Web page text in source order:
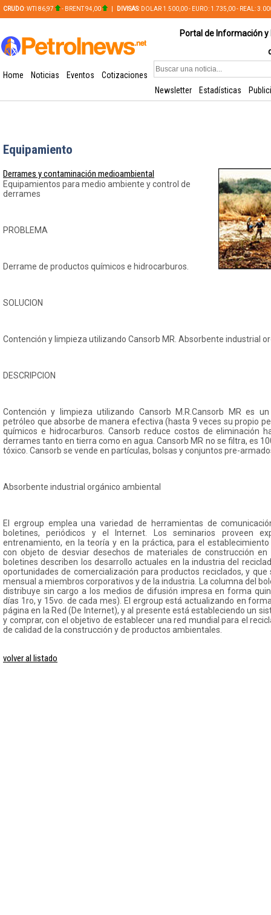
CRUDO: WTI 86,97 - BRENT 94,00 DIVISAS: DOLAR 1.500,00 - EURO: 1.735,00 - REAL:
Portal de Información
Home Noticias Eventos
Cotizaciones
Newsletter
Estadísticas
Equipamiento
Derrames y contaminación medioambiental
Equipamientos para medio ambiente y control de
derrames
PROBLEMA
Derrame de productos químicos e hidrocarburos.
SOLUCION
Contención y limpieza utilizando Cansorb MR. Absorbente industrial
DESCRIPCION
Contención y limpieza utilizando Cansorb M.R.Cansorb MR es
petróleo que absorbe de manera efectiva (hasta 9 veces su propio
químicos e hidrocarburos. Cansorb reduce costos de eliminación
derrames tanto en tierra como en agua. Cansorb MR no se filtra, es
tóxico. Cansorb se vende en partículas, bolsas y conjuntos pre-
Absorbente industrial orgánico ambiental
El ergroup emplea una variedad de herramientas de
boletines, periódicos y el Internet. Los seminarios proveen
entrenamiento, en la teoría y en la práctica, para el
con objeto de desviar desechos de materiales de construcción
boletines describen los desarrollo actuales en la industria del
oportunidades de comercialización para productos reciclados, y
mensual a miembros corporativos y de la industria. La columna del
distribuye sin cargo a los medios de difusión impresa en forma
días 1ro, y 15vo. de cada mes). El ergroup está actualizando en
página en la Red (De Internet), y al presente está estableciendo un
y comprar, con el objetivo de establecer una red mundial para el
de calidad de la construcción y de productos ambientales.
volver al listado